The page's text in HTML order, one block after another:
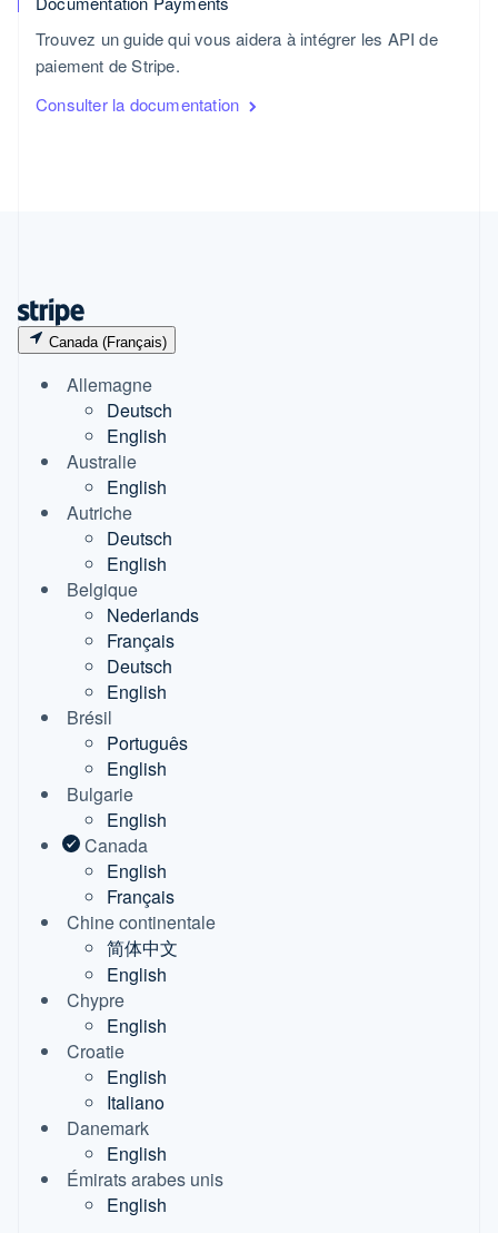
Trouvez un guide qui vous aidera à intégrer les API de
paiement de Stripe.
Consulter la documentation
Canada (Français)
Allemagne
Deutsch
English
Australie
English
Autriche
Deutsch
English
Belgique
Nederlands
Français
Deutsch
English
Brésil
Português
English
Bulgarie
English
Canada
English
Français
Chine continentale
简体中文
English
Chypre
English
Croatie
English
Italiano
Danemark
English
Émirats arabes unis
English